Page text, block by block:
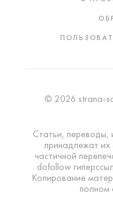
© 2026 strana-
Статьи, переводы,
принадлежат
частичной
dofollow
Копирование
полном